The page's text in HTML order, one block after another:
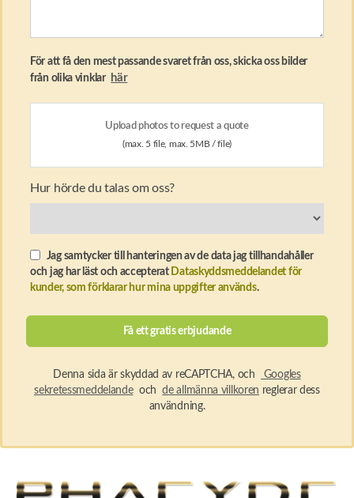
För att få den mest passande svaret från oss, skicka oss bilder
från olika vinklar här
Upload photos to request a quote
(max. 5 file, max. 5MB / file)
Hur hörde du talas om oss?
Jag samtycker till hanteringen av de data jag tillhandahåller
och jag har läst och accepterat Dataskyddsmeddelandet för
kunder, som förklarar hur mina uppgifter används.
Denna sida är skyddad av reCAPTCHA, och
Googles
sekretessmeddelandeochde allmänna villkoren reglerar dess
användning.